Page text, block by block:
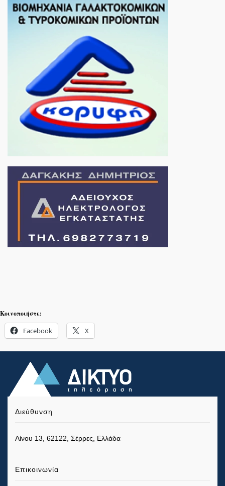
Κοινοποιήστε:
Facebook X
Διεύθυνση
Αίνου 13, 62122, Σέρρες, Ελλάδα
Επικοινωνία